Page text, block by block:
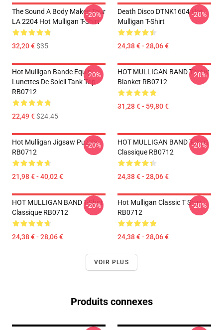
The Sound A Body Makes Tour
LA 2204 Hot Mulligan T-Shirt
32,20 €$35
-20%
Death Disco DTNK1604 Hot
Mulligan T-Shirt
24,38 € - 28,06 €
-20%
Hot Mulligan Bande Equip
Lunettes De Soleil Tank Top
RB0712
22,49 €$24.45
-20%
HOT MULLIGAN BAND Throw
Blanket RB0712
31,28 € - 59,80 €
-20%
Hot Mulligan Jigsaw Puzzle
RB0712
21,98 € - 40,02 €
-20%
HOT MULLIGAN BAND T-Shirt
Classique RB0712
24,38 € - 28,06 €
-20%
HOT MULLIGAN BAND T-Shirt
Classique RB0712
24,38 € - 28,06 €
-20%
Hot Mulligan Classic T Shirt
RB0712
24,38 € - 28,06 €
-20%
VOIR PLUS
Produits connexes